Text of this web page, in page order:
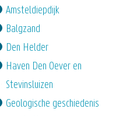
Amsteldiepdijk
Balgzand
Den Helder
Haven Den Oever en
Stevinsluizen
Geologische geschiedenis